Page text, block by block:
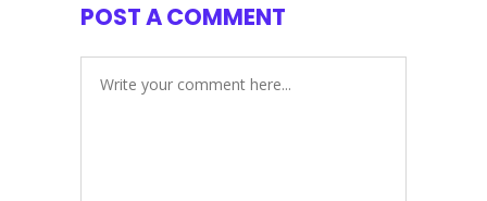
POST A COMMENT